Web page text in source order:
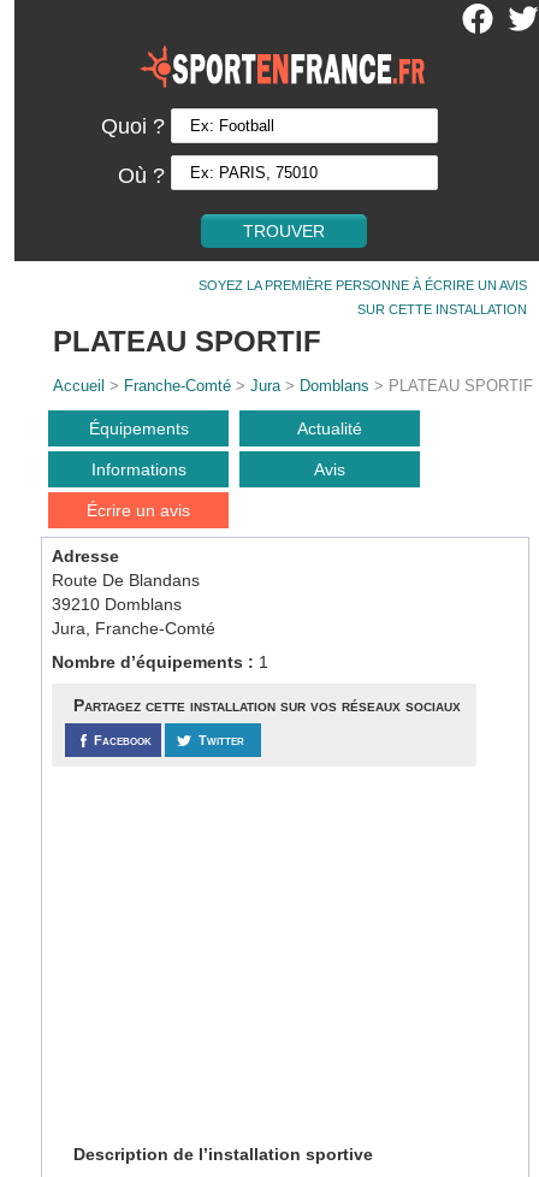
Quoi ?
Où ?
SOYEZ LA PREMIÈRE PERSONNE À ÉCRIRE UN AVIS
SUR CETTE INSTALLATION
PLATEAU SPORTIF
Accueil > Franche-Comté >Jura> Domblans > PLATEAU SPORTIF
Équipements Actualité
Informations Avis
Écrire un avis
Adresse
Route De Blandans
39210 Domblans
Jura, Franche-Comté
Nombre d’équipements : 1
Partagez cette installation sur vos réseaux sociaux
Facebook Twitter
Description de l’installation sportive